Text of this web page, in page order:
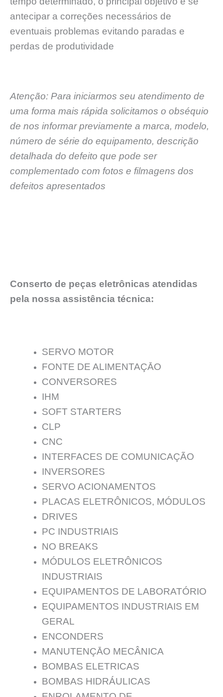
antecipar a correções necessários de
eventuais problemas evitando paradas e
perdas de produtividade
Atenção: Para iniciarmos seu atendimento de
uma forma mais rápida solicitamos o obséquio
de nos informar previamente a marca, modelo,
número de série do equipamento, descrição
detalhada do defeito que pode ser
complementado com fotos e filmagens dos
defeitos apresentados
Conserto de peças eletrônicas atendidas
pela nossa assistência técnica:
SERVO MOTOR
FONTE DE ALIMENTAÇĀO
CONVERSORES
IHM
SOFT STARTERS
CLP
CNC
INTERFACES DE COMUNICAÇÃO
INVERSORES
SERVO ACIONAMENTOS
PLACAS ELETRÔNICOS, MÓDULOS
DRIVES
PC INDUSTRIAIS
NO BREAKS
MÓDULOS ELETRÔNICOS
INDUSTRIAIS
EQUIPAMENTOS DE LABORATÓRIO
EQUIPAMENTOS INDUSTRIAIS EM
GERAL
ENCONDERS
MANUTENÇĀO MECÂNICA
BOMBAS ELETRICAS
BOMBAS HIDRÁULICAS